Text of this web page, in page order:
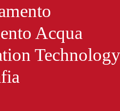
Acqua
Technology